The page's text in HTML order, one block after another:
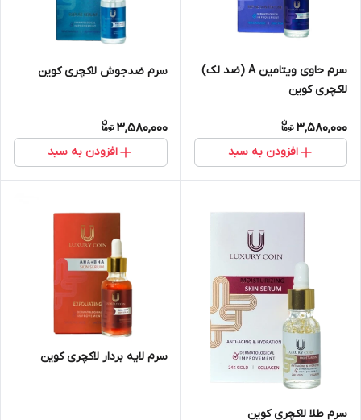
سرم حاوی ویتامین A (ضد لک)
لاکچری کوین
3,580,000
افزودن به سبد
سرم ضدجوش لاکچری کوین
3,580,000
افزودن به سبد
سرم طلا لاکچری کوین
سرم لایه بردار لاکچری کوین